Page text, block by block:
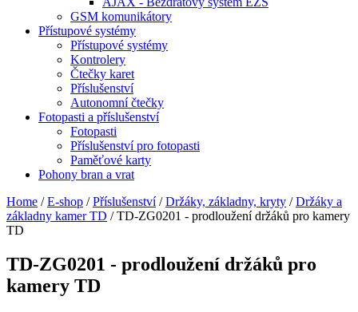
GSM komunikátory
Přístupové systémy
Přístupové systémy
Kontrolery
Čtečky karet
Příslušenství
Autonomní čtečky
Fotopasti a příslušenství
Fotopasti
Příslušenství pro fotopasti
Paměťové karty
Pohony bran a vrat
Home / E-shop / Příslušenství / Držáky, základny, kryty / Držáky a
základny kamer TD /TD-ZG0201 - prodloužení držáků pro kamery
TD
TD-ZG0201 - prodloužení držáků pro
kamery TD